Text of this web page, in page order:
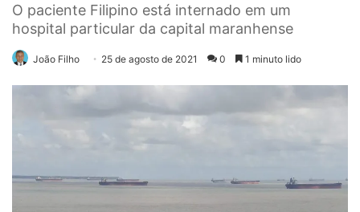
O paciente Filipino está internado em um
hospital particular da capital maranhense
João Filho 25 de agosto de 2021 0 1 minuto lido